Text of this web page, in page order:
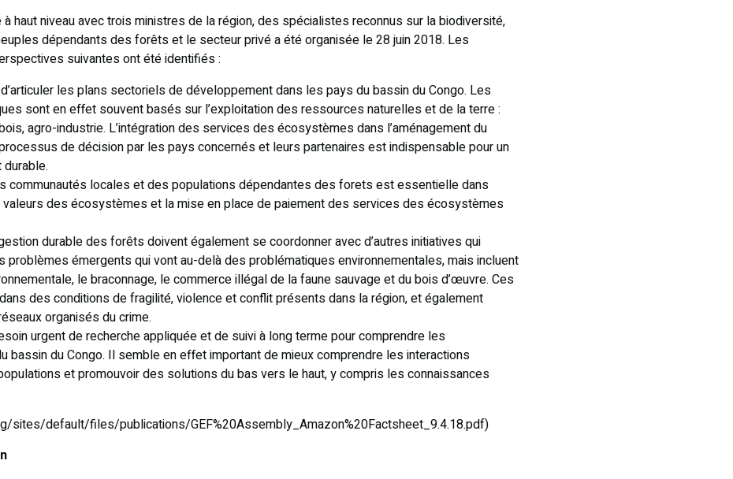
à haut niveau avec trois ministres de la région, des spécialistes reconnus sur la biodiversité,
dépendants des forêts et le secteur privé a été organisée le 28 juin 2018. Les
suivantes ont été identifiés :
les plans sectoriels de développement dans les pays du bassin du Congo. Les
sont en effet souvent basés sur l’exploitation des ressources naturelles et de la terre :
agro-industrie. L’intégration des services des écosystèmes dans l’aménagement du
de décision par les pays concernés et leurs partenaires est indispensable pour un
communautés locales et des populations dépendantes des forets est essentielle dans
valeurs des écosystèmes et la mise en place de paiement des services des écosystèmes
durable des forêts doivent également se coordonner avec d’autres initiatives qui
problèmes émergents qui vont au-delà des problématiques environnementales, mais incluent
le braconnage, le commerce illégal de la faune sauvage et du bois d’œuvre. Ces
des conditions de fragilité, violence et conflit présents dans la région, et également
organisés du crime.
urgent de recherche appliquée et de suivi à long terme pour comprendre les
bassin du Congo. Il semble en effet important de mieux comprendre les interactions
et promouvoir des solutions du bas vers le haut, y compris les connaissances
sites/default/files/publications/GEF%20Assembly_Amazon%20Factsheet_9.4.18.pdf)